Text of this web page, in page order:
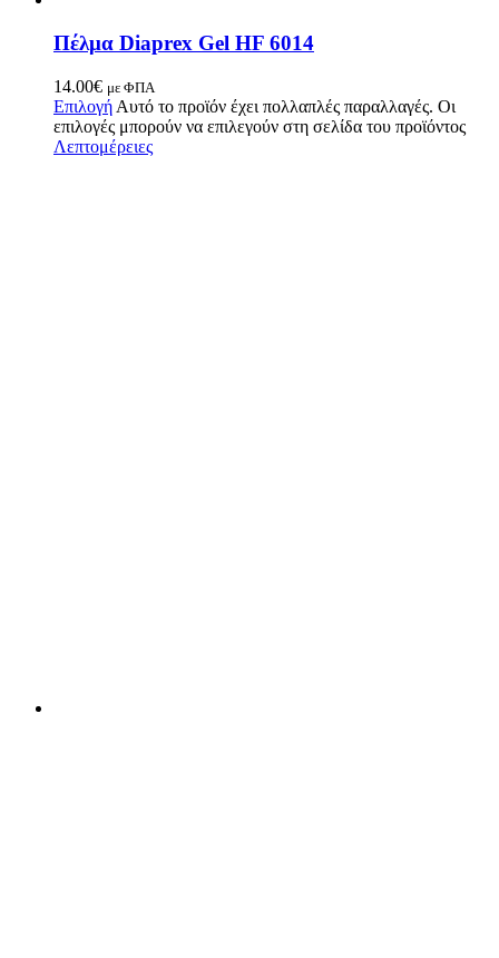
Πέλμα Diaprex Gel HF 6014
14.00€ με ΦΠΑ
Επιλογή Αυτό το προϊόν έχει πολλαπλές παραλλαγές. Οι
επιλογές μπορούν να επιλεγούν στη σελίδα του προϊόντος
Λεπτομέρειες